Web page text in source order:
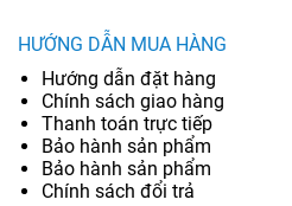
HƯỚNG DẪN MUA HÀNG
Hướng dẫn đặt hàng
Chính sách giao hàng
Thanh toán trực tiếp
Bảo hành sản phẩm
Bảo hành sản phẩm
Chính sách đổi trả